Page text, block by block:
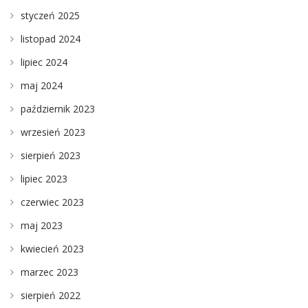
styczeń 2025
listopad 2024
lipiec 2024
maj 2024
październik 2023
wrzesień 2023
sierpień 2023
lipiec 2023
czerwiec 2023
maj 2023
kwiecień 2023
marzec 2023
sierpień 2022